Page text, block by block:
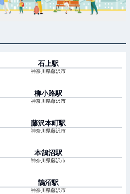
石上駅
神奈川県藤沢市
柳小路駅
神奈川県藤沢市
藤沢本町駅
神奈川県藤沢市
本鵠沼駅
神奈川県藤沢市
鵠沼駅
神奈川県藤沢市